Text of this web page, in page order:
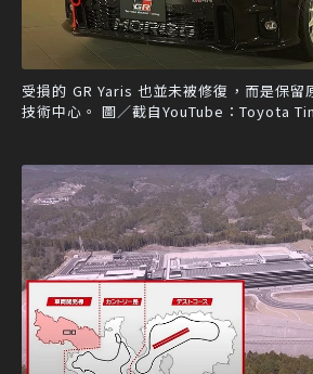
受損的 GR Yaris 也並未被修復，而是保
技術中心。 圖／截自YouTube：Toyota